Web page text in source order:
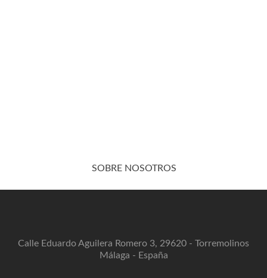
SOBRE NOSOTROS
Calle Eduardo Aguilera Romero 3, 29620 - Torremolinos
Málaga - España